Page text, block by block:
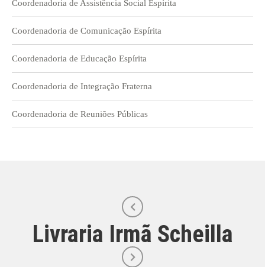
Coordenadoria de Assistência Social Espírita
Coordenadoria de Comunicação Espírita
Coordenadoria de Educação Espírita
Coordenadoria de Integração Fraterna
Coordenadoria de Reuniões Públicas
Livraria Irmã Scheilla